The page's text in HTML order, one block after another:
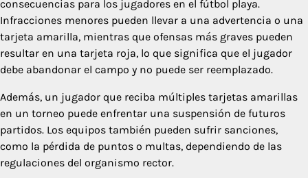
consecuencias para los jugadores en el fútbol playa.
Infracciones menores pueden llevar a una advertencia o una
tarjeta amarilla, mientras que ofensas más graves pueden
resultar en una tarjeta roja, lo que significa que el jugador
debe abandonar el campo y no puede ser reemplazado.
Además, un jugador que reciba múltiples tarjetas amarillas
en un torneo puede enfrentar una suspensión de futuros
partidos. Los equipos también pueden sufrir sanciones,
como la pérdida de puntos o multas, dependiendo de las
regulaciones del organismo rector.